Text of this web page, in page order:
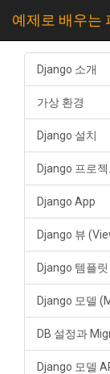
예제로 배우는
Django 소개
가상 환경
Django 설치
Django 프로젝
Django App
Django 뷰
Django 템플
Django 모델
DB 설정과
Django 모델